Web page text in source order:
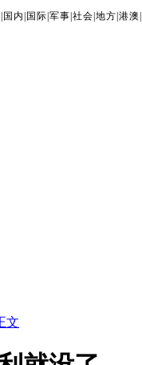
国内 国际 军事 社会 地方 港澳
文